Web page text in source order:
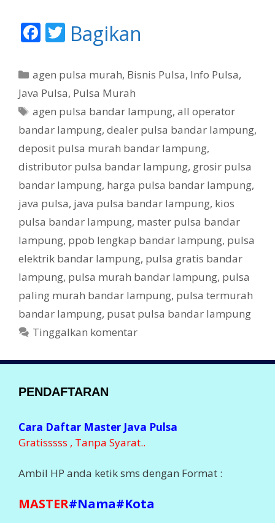
F
e
b
o
o
k
T
itt
er
Bagikan
K
a
e
g
o
r
i
agen pulsa murah, Bisnis Pulsa, Info Pulsa,
Java Pulsa, Pulsa Murah
T
a
agen pulsa bandar lampung,all operator
bandar lampung, dealer pulsa bandar lampung,
deposit pulsa murah bandar lampung,
distributor pulsa bandar lampung, grosir pulsa
bandar lampung, harga pulsa bandar lampung,
java pulsa, java pulsa bandar lampung, kios
pulsa bandar lampung, master pulsa bandar
lampung, ppob lengkap bandar lampung, pulsa
elektrik bandar lampung, pulsa gratis bandar
lampung, pulsa murah bandar lampung, pulsa
paling murah bandar lampung, pulsa termurah
bandar lampung, pusat pulsa bandar lampung
Tinggalkan komentar
PENDAFTARAN
Cara Daftar Master Java Pulsa
Gratisssss , Tanpa Syarat..
Ambil HP anda ketik sms dengan Format :
MASTER#Nama#Kota